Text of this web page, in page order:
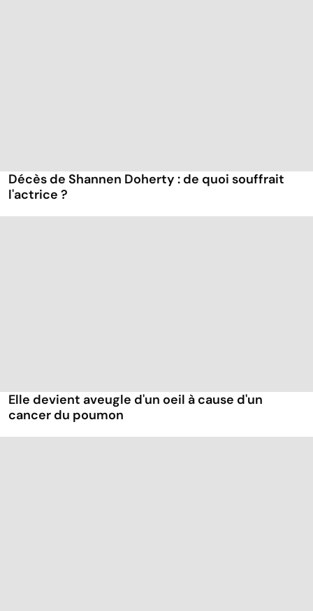
Décès de Shannen Doherty : de quoi souffrait
l'actrice ?
Elle devient aveugle d'un oeil à cause d'un
cancer du poumon